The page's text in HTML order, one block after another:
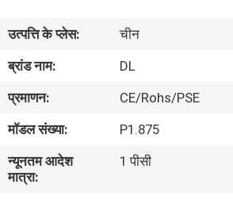
वीआर
दिखाएँ
हमारे
बारे
में
उत्पत्ति के प्लेस:
चीन
ब्रांड नाम:
DL
प्रमाणन:
CE/Rohs/PSE
मॉडल संख्या:
P1.875
न्यूनतम आदेश
मात्रा:
1 पीसी